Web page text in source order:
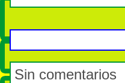
Sin comentarios